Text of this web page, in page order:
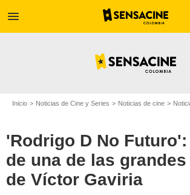
menu
Inicio Noticias de Cine y Series Noticias de cine Noticias
'Rodrigo D No
de una de las
de Víctor Gaviria
RTVC Play